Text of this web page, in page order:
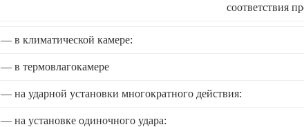
соответствия
— в климатической камере:
— в термовлагокамере
— на ударной установки многократного действия:
— на установке одиночного удара: